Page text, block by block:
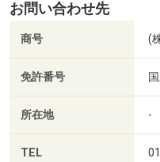
(3)住宅ローンの代行サー
⇒ローンの審査は2段階あ
すべてを代行致します！
銀行が空いているのは平
でも平日は仕事なんだよ
利用いただいております
お問い合わせ先
商号 (
免許番号
所在地 -
TEL